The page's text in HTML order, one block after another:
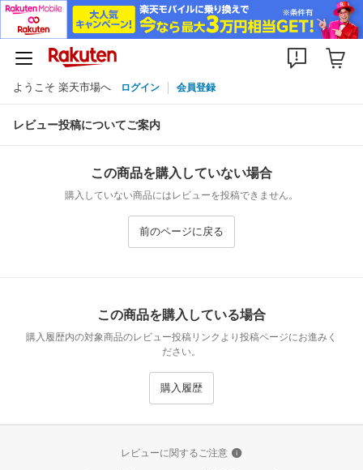
ようこそ 楽天市場へ ログイン 会員登録
レビュー投稿についてご案内
この商品を購入していない場合
購入していない商品にはレビューを投稿できません。
前のページに戻る
この商品を購入している場合
購入履歴内の対象商品のレビュー投稿リンクより投稿ページにお進みく
ださい。
購入履歴
レビューに関するご注意